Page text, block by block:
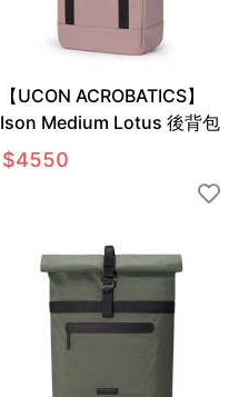
【UCON ACROBATICS】
Ison Medium Lotus 後背包
$4550